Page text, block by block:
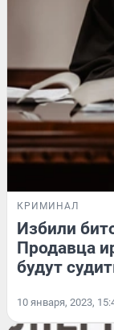
КРИМИНАЛ
Избили
Продавца
будут
10 января, 2023,